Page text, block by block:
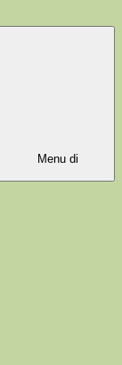
Menu di